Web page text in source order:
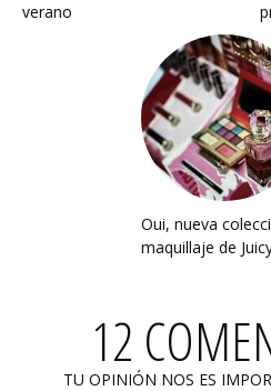
verano
Oui, nueva
maquillaje de
12
TU OPINIÓN NOS ES